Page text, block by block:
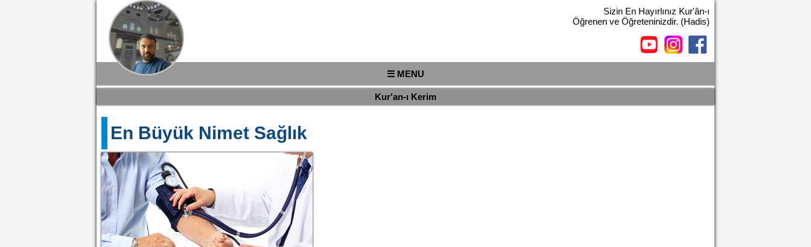
Sizin En Hayırlınız Kur'ân-ı
Öğrenen ve Öğreteninizdir. (Hadis)
☰ MENU
Kur'an-ı Kerim
En Büyük Nimet Sağlık